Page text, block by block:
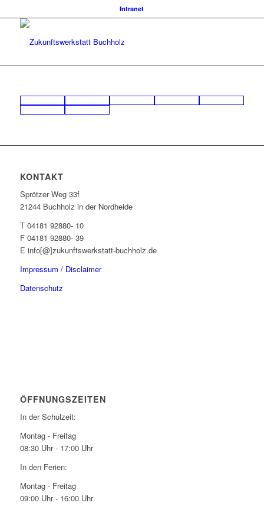
Intranet
KONTAKT
Sprötzer Weg 33f
21244 Buchholz in der Nordheide
T 04181 92880- 10
F 04181 92880- 39
E info[@]zukunftswerkstatt-buchholz.de
Impressum / Disclaimer
Datenschutz
ÖFFNUNGSZEITEN
In der Schulzeit:
Montag - Freitag
08:30 Uhr - 17:00 Uhr
In den Ferien:
Montag - Freitag
09:00 Uhr - 16:00 Uhr